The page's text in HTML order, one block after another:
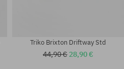
Triko Brixton Driftway Std
44,90 € 28,90 €